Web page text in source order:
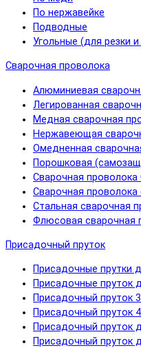
По нержавейке
Подводные
Угольные (для резки
Сварочная проволока
Алюминиевая
Легированная
Медная сварочная
Нержавеющая
Омедненная
Порошковая
Сварочная проволока
Сварочная
Стальная сварочная
Флюсовая сварочная
Присадочный пруток
Присадочные прутки
Присадочные пруток
Присадочный пруток
Присадочный пруток
Присадочный пруток
Присадочный пруток